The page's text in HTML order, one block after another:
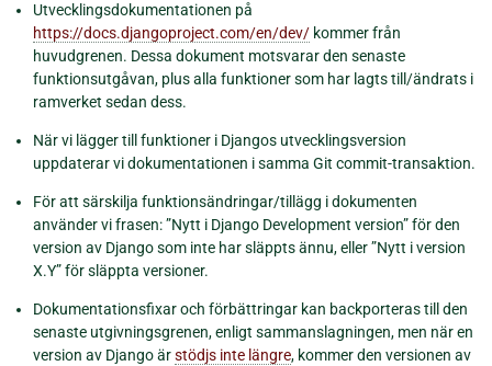
Utvecklingsdokumentationen på
https://docs.djangoproject.com/en/dev/ kommer från
huvudgrenen. Dessa dokument motsvarar den senaste
funktionsutgåvan, plus alla funktioner som har lagts till/ändrats i
ramverket sedan dess.
När vi lägger till funktioner i Djangos utvecklingsversion
uppdaterar vi dokumentationen i samma Git commit-transaktion.
För att särskilja funktionsändringar/tillägg i dokumenten
använder vi frasen: ”Nytt i Django Development version” för den
version av Django som inte har släppts ännu, eller ”Nytt i version
X.Y” för släppta versioner.
Dokumentationsfixar och förbättringar kan backporteras till den
senaste utgivningsgrenen, enligt sammanslagningen, men när en
version av Django ärstödjs inte längre, kommer den versionen av